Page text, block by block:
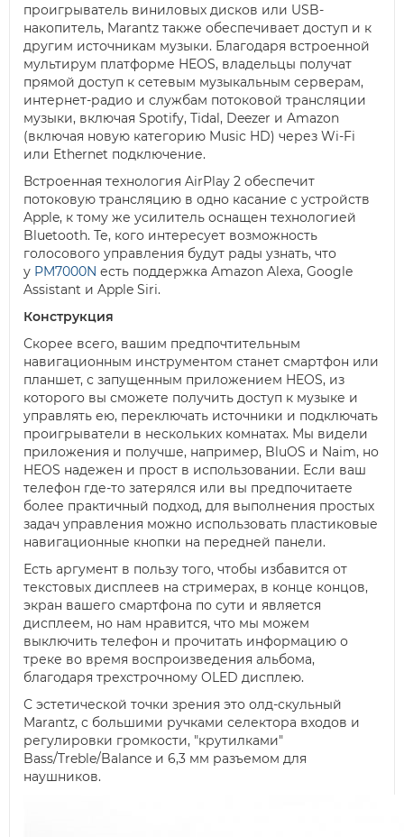
проигрыватель виниловых дисков или USB-
накопитель, Marantz также обеспечивает доступ и к
другим источникам музыки. Благодаря встроенной
мультирум платформе HEOS, владельцы получат
прямой доступ к сетевым музыкальным серверам,
интернет-радио и службам потоковой трансляции
музыки, включая Spotify, Tidal, Deezer и Amazon
(включая новую категорию Music HD) через Wi-Fi
или Ethernet подключение.
Встроенная технология AirPlay 2 обеспечит
потоковую трансляцию в одно касание с устройств
Apple, к тому же усилитель оснащен технологией
Bluetooth. Те, кого интересует возможность
голосового управления будут рады узнать, что
у PM7000N есть поддержка Amazon Alexa, Google
Assistant и Apple Siri.
Конструкция
Скорее всего, вашим предпочтительным
навигационным инструментом станет смартфон или
планшет, с запущенным приложением HEOS, из
которого вы сможете получить доступ к музыке и
управлять ею, переключать источники и подключать
проигрыватели в нескольких комнатах. Мы видели
приложения и получше, например, BluOS и Naim, но
HEOS надежен и прост в использовании. Если ваш
телефон где-то затерялся или вы предпочитаете
более практичный подход, для выполнения простых
задач управления можно использовать пластиковые
навигационные кнопки на передней панели.
Есть аргумент в пользу того, чтобы избавится от
текстовых дисплеев на стримерах, в конце концов,
экран вашего смартфона по сути и является
дисплеем, но нам нравится, что мы можем
выключить телефон и прочитать информацию о
треке во время воспроизведения альбома,
благодаря трехстрочному OLED дисплею.
С эстетической точки зрения это олд-скульный
Marantz, с большими ручками селектора входов и
регулировки громкости, "крутилками"
Bass/Treble/Balance и 6,3 мм разъемом для
наушников.